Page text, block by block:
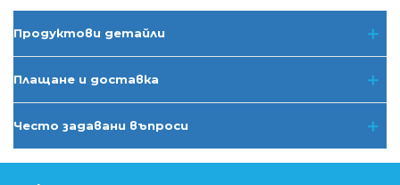
Продуктови детайли
Плащане и доставка
Често задавани въпроси